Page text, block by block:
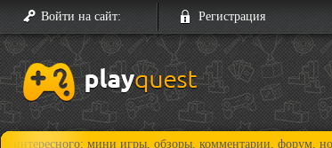
Войти на сайт: Регистрация
мини игры, обзоры, комментарии, форум, новости и,